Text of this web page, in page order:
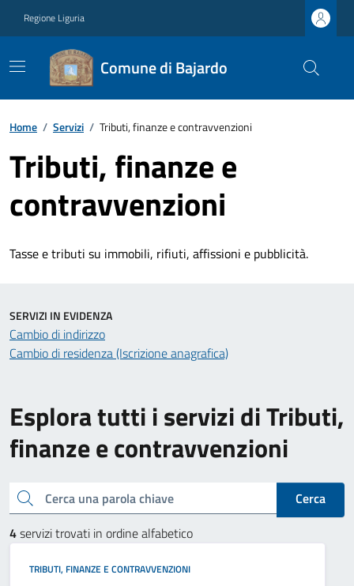
Regione Liguria
Comune di Bajardo
Home / Servizi / Tributi, finanze e contravvenzioni
Tributi, finanze e
contravvenzioni
Tasse e tributi su immobili, rifiuti, affissioni e pubblicità.
Esplora tutti i servizi di Tributi,
finanze e contravvenzioni
Cerca una parola chiave
Cerca
4servizi trovati in ordine alfabetico
TRIBUTI, FINANZE E CONTRAVVENZIONI
SERVIZI IN EVIDENZA
Cambio di indirizzo
Cambio di residenza (Iscrizione anagrafica)